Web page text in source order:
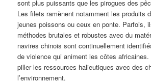
sont plus puissants que les pirogues des
Les filets ramènent notamment les produits
jeunes poissons ou ceux en ponte. Parfois,
méthodes brutales et robustes avec du
navires chinois sont continuellement
de violence qui animent les côtes
piller les ressources halieutiques avec des
l’environnement.